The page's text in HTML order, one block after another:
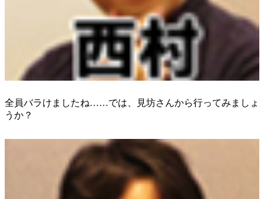
全員バラけましたね……では、見坊さんから行ってみましょ
うか？